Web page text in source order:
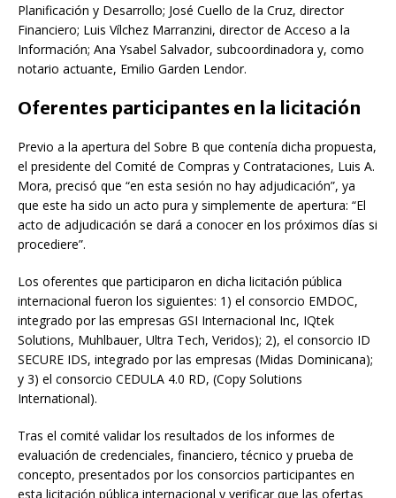
Planificación y Desarrollo; José Cuello de la Cruz, director
Financiero; Luis Vílchez Marranzini, director de Acceso a la
Información; Ana Ysabel Salvador, subcoordinadora y, como
notario actuante, Emilio Garden Lendor.
Oferentes participantes en la licitación
Previo a la apertura del Sobre B que contenía dicha propuesta,
el presidente del Comité de Compras y Contrataciones, Luis A.
Mora, precisó que “en esta sesión no hay adjudicación”, ya
que este ha sido un acto pura y simplemente de apertura: “El
acto de adjudicación se dará a conocer en los próximos días si
procediere”.
Los oferentes que participaron en dicha licitación pública
internacional fueron los siguientes: 1) el consorcio EMDOC,
integrado por las empresas GSI Internacional Inc, IQtek
Solutions, Muhlbauer, Ultra Tech, Veridos); 2), el consorcio ID
SECURE IDS, integrado por las empresas (Midas Dominicana);
y 3) el consorcio CEDULA 4.0 RD, (Copy Solutions
International).
Tras el comité validar los resultados de los informes de
evaluación de credenciales, financiero, técnico y prueba de
concepto, presentados por los consorcios participantes en
esta licitación pública internacional y verificar que las ofertas